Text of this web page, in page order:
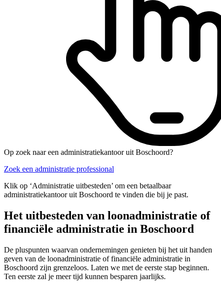
Op zoek naar een administratiekantoor uit Boschoord?
Zoek een administratie professional
Klik op ‘Administratie uitbesteden’ om een betaalbaar
administratiekantoor uit Boschoord te vinden die bij je past.
Het uitbesteden van loonadministratie of
financiële administratie in Boschoord
De pluspunten waarvan ondernemingen genieten bij het uit handen
geven van de loonadministratie of financiële administratie in
Boschoord zijn grenzeloos. Laten we met de eerste stap beginnen.
Ten eerste zal je meer tijd kunnen besparen jaarlijks.